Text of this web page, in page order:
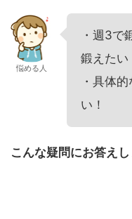
悩める人
・週3で
鍛えたい
・具体
い！
こんな疑問にお答えし